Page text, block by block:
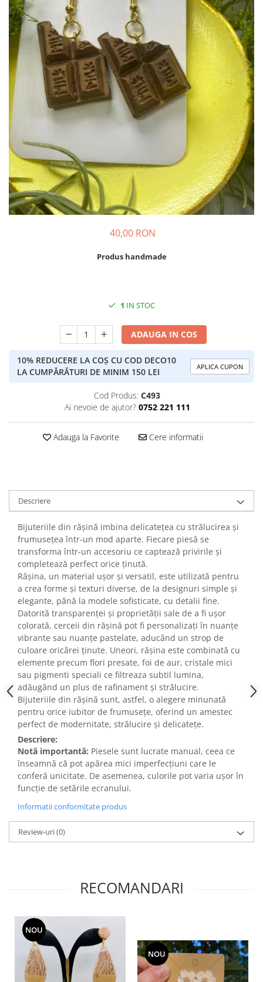
40,00 RON
Produs handmade
1 IN STOC
ADAUGA IN COS
10% REDUCERE LA COȘ CU COD DECO10
LA CUMPĂRĂTURI DE MINIM 150 LEI
APLICA CUPON
Cod Produs: C493
Ai nevoie de ajutor? 0752 221 111
Adauga la Favorite Cere informatii
Descriere
Bijuteriile din rășină imbina delicatețea cu strălucirea și
frumusețea într-un mod aparte. Fiecare piesă se
transforma într-un accesoriu ce captează privirile și
completează perfect orice ținută.
Rășina, un material ușor și versatil, este utilizată pentru
a crea forme și texturi diverse, de la designuri simple și
elegante, până la modele sofisticate, cu detalii fine.
Datorită transparenței și proprietății sale de a fi ușor
colorată, cerceii din rășină pot fi personalizați în nuanțe
vibrante sau nuanțe pastelate, aducând un strop de
culoare oricărei ținute. Uneori, rășina este combinată cu
elemente precum flori presate, foi de aur, cristale mici
sau pigmenti speciali ce filtreaza subtil lumina,
adăugând un plus de rafinament și strălucire.
Bijuteriile din rășină sunt, astfel, o alegere minunată
pentru orice iubitor de frumusețe, oferind un amestec
perfect de modernitate, strălucire și delicatețe.
Descriere:
Notă importantă: Piesele sunt lucrate manual, ceea ce
înseamnă că pot apărea mici imperfecțiuni care le
conferă unicitate. De asemenea, culorile pot varia ușor în
funcție de setările ecranului.
Informatii conformitate produs
Review-uri(0)
RECOMANDARI
NOU
NOU